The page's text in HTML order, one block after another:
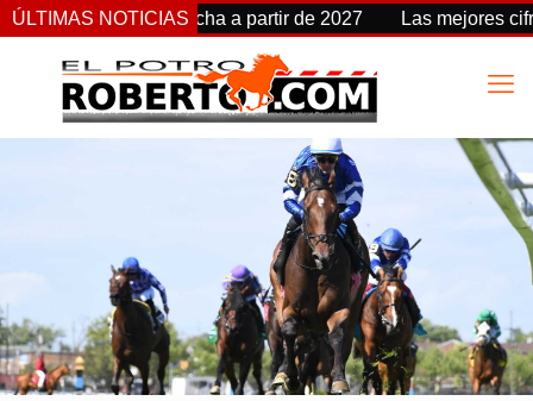
ÚLTIMAS NOTICIAS
cambia de fecha a partir de 2027 Las mejores